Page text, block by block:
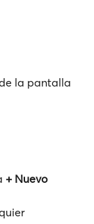
la pantalla
+ Nuevo